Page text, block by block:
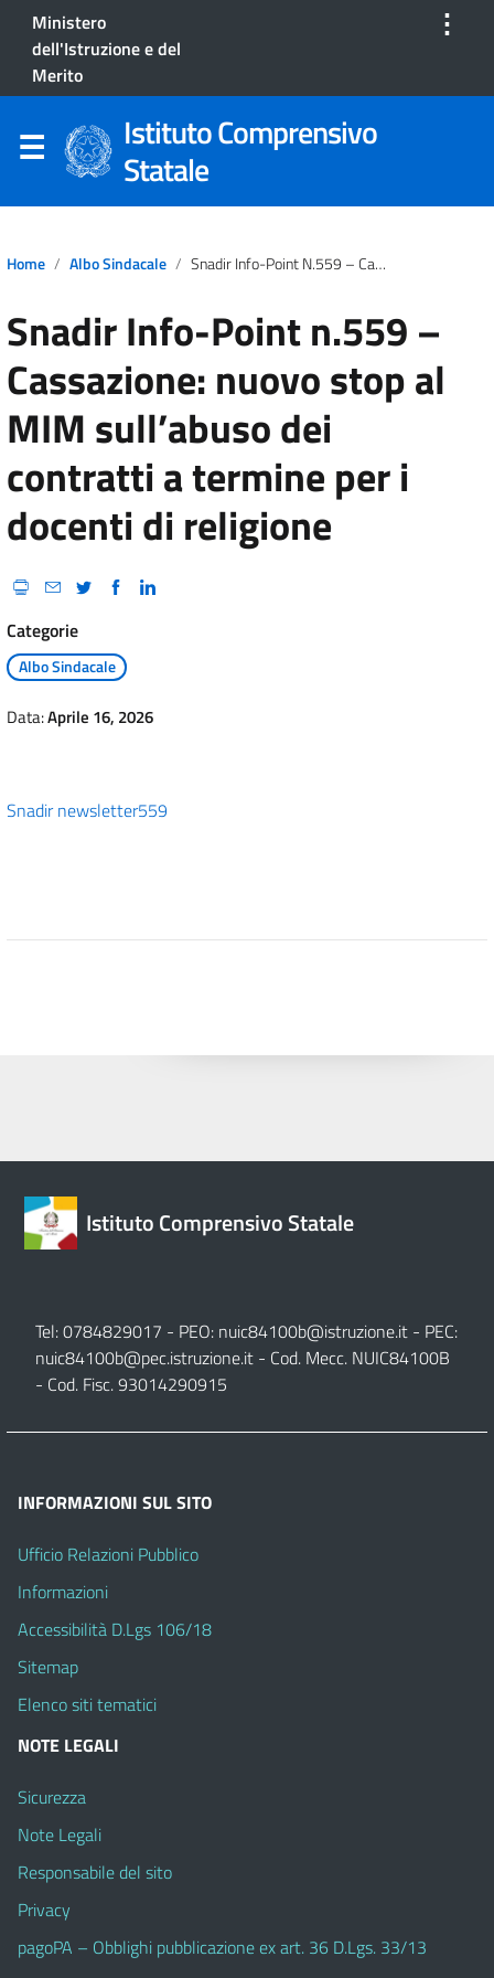
Ministero
dell'Istruzione e del
Merito
⋮
Istituto Comprensivo
Statale
Home Albo Sindacale Snadir Info-Point N.559 – Cassazione: Nuovo Stop Al MIM Sull’abuso Dei Contratti A Termine Per I Docenti Di Religione
Snadir Info-Point n.559 –
Cassazione: nuovo stop al
MIM sull’abuso dei
contratti a termine per i
docenti di religione
Categorie
Albo Sindacale
Data:Aprile 16, 2026
Snadir newsletter559
Istituto Comprensivo Statale
Tel: 0784829017 - PEO: nuic84100b@istruzione.it - PEC:
nuic84100b@pec.istruzione.it - Cod. Mecc. NUIC84100B
- Cod. Fisc. 93014290915
INFORMAZIONI SUL SITO
Ufficio Relazioni Pubblico
Informazioni
Accessibilità D.Lgs 106/18
Sitemap
Elenco siti tematici
NOTE LEGALI
Sicurezza
Note Legali
Responsabile del sito
Privacy
pagoPA – Obblighi pubblicazione ex art. 36 D.Lgs. 33/13